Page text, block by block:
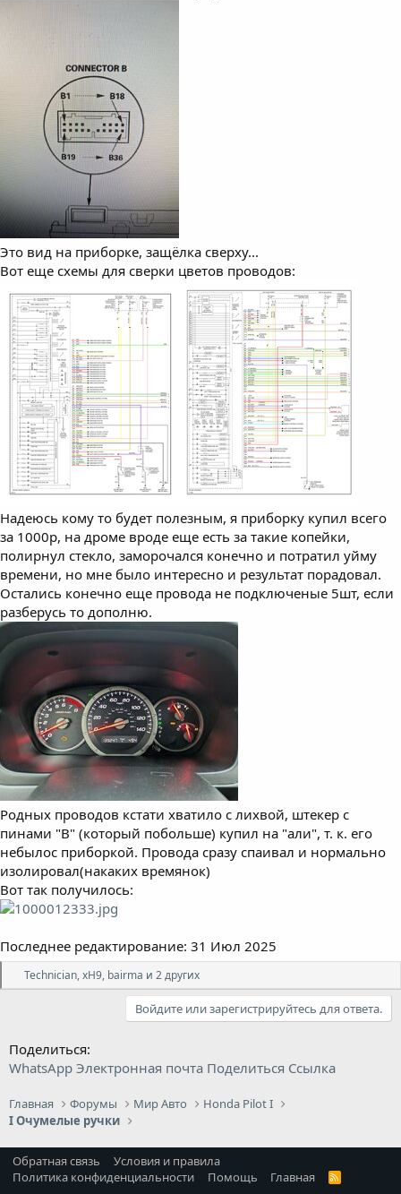
Это вид на приборке, защёлка сверху...
Вот еще схемы для сверки цветов проводов:
Надеюсь кому то будет полезным, я приборку купил всего
за 1000р, на дроме вроде еще есть за такие копейки,
полирнул стекло, заморочался конечно и потратил уйму
времени, но мне было интересно и результат порадовал.
Остались конечно еще провода не подключеные 5шт, если
разберусь то дополню.
Родных проводов кстати хватило с лихвой, штекер с
пинами "B" (который побольше) купил на "али", т. к. его
небылос приборкой. Провода сразу спаивал и нормально
изолировал(накаких времянок)
Вот так получилось:
Последнее редактирование: 31 Июл 2025
Р
е
и
и
:
Technician,xH9, bairma и 2 других
Войдите или зарегистрируйтесь для ответа.
Поделиться:
WhatsApp Электронная почта Поделиться Ссылка
Главная Форумы Мир Авто
Honda Pilot I
I Очумелые ручки
Обратная связь
Условия и правила
Политика конфиденциальности
Помощь Главная
R